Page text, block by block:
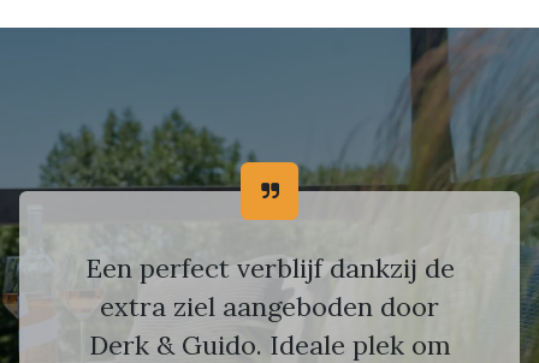
Een perfect verblijf dankzij de
extra ziel aangeboden door
Derk & Guido. Ideale plek om